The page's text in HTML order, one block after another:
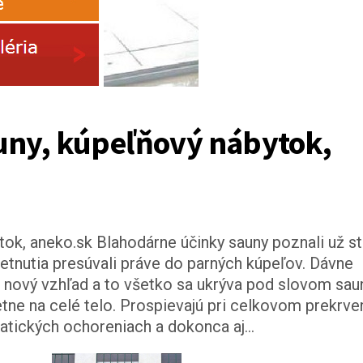
kúpeľňový nábytok,
aneko.sk Blahodárne účinky sauny poznali už
presúvali práve do parných kúpeľov. Dávne
vzhľad a to všetko sa ukrýva pod slovom
na celé telo. Prospievajú pri celkovom
ochoreniach a dokonca aj…